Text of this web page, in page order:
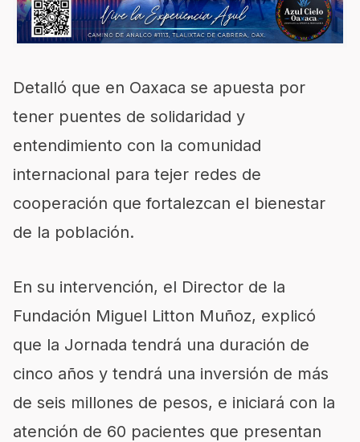
Detalló que en Oaxaca se apuesta por
tener puentes de solidaridad y
entendimiento con la comunidad
internacional para tejer redes de
cooperación que fortalezcan el bienestar
de la población.
En su intervención, el Director de la
Fundación Miguel Litton Muñoz, explicó
que la Jornada tendrá una duración de
cinco años y tendrá una inversión de más
de seis millones de pesos, e iniciará con la
atención de 60 pacientes que presentan